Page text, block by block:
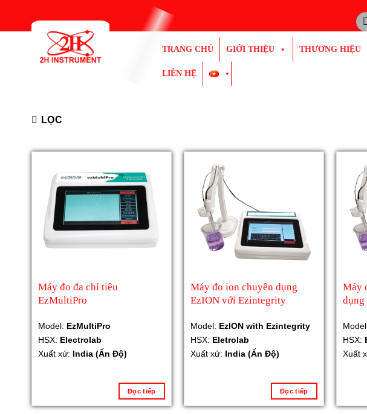
TRANG CHỦ GIỚI THIỆU THƯƠNG HIỆU
LIÊN HỆ
LỌC
Máy đo đa chỉ tiêu
EzMultiPro
Model: EzMultiPro
HSX: Electrolab
Xuất xứ: India (Ấn Độ)
Đọc tiếp
Máy đo ion chuyên dụng
EzION với Ezintegrity
Model: EzION with Ezintegrity
HSX: Eletrolab
Xuất xứ: India (Ấn Độ)
Đọc tiếp
Máy
dụng
HSX:
Xuất